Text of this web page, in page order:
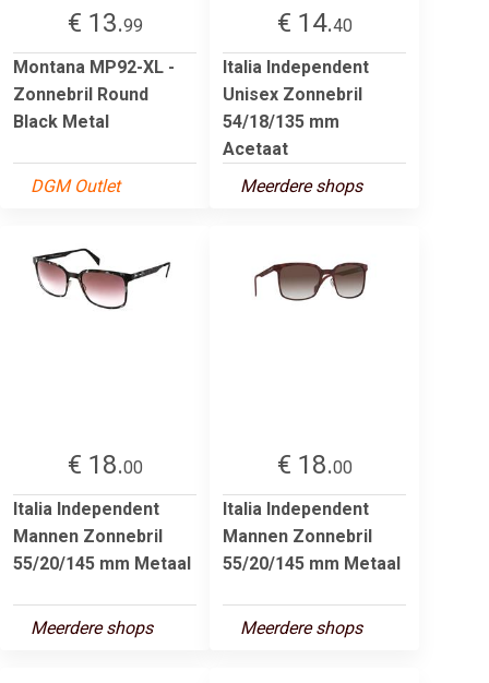
€ 13.99
Montana MP92-XL -
Zonnebril Round
Black Metal
DGM Outlet
€ 14.40
Italia Independent
Unisex Zonnebril
54/18/135 mm
Acetaat
Meerdere shops
€ 18.00
Italia Independent
Mannen Zonnebril
55/20/145 mm Metaal
Meerdere shops
€ 18.00
Italia Independent
Mannen Zonnebril
55/20/145 mm Metaal
Meerdere shops